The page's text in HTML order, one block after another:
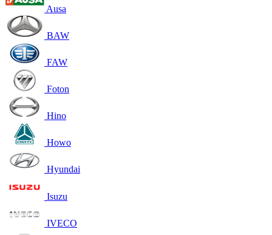
Ausa
BAW
FAW
Foton
Hino
Howo
Hyundai
Isuzu
IVECO